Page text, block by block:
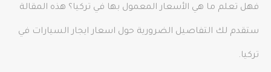
فهل تعلم ما هي الأسعار المعمول بها في تركيا؟ هذه المقالة
ستقدم لك التفاصيل الضرورية حول اسعار ايجار السيارات في
تركيا.